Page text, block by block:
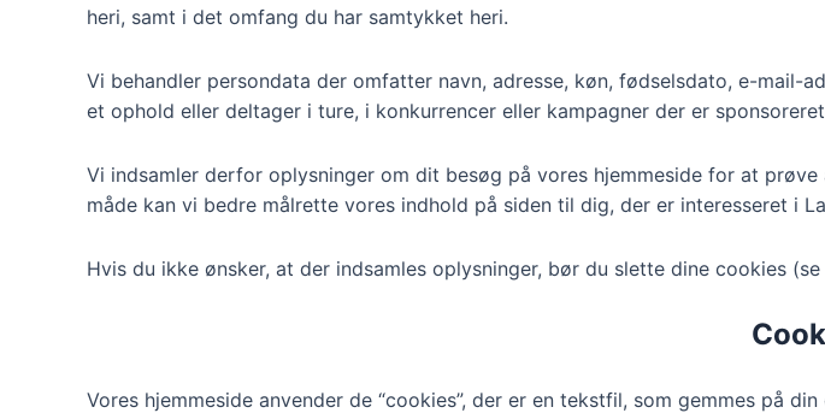
heri, samt i det omfang du har samtykket heri.
Vi behandler persondata der omfatter navn, adresse, køn, fødselsdato, e-mail-
et ophold eller deltager i ture, i konkurrencer eller kampagner der er
Vi indsamler derfor oplysninger om dit besøg på vores hjemmeside for at
måde kan vi bedre målrette vores indhold på siden til dig, der er interesseret i
Hvis du ikke ønsker, at der indsamles oplysninger, bør du slette dine cookies
Vores hjemmeside anvender de “cookies”, der er en tekstfil, som gemmes på